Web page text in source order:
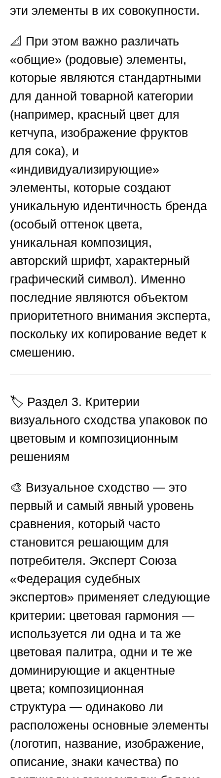
эти элементы в их совокупности.
📐 При этом важно различать
«общие» (родовые) элементы,
которые являются стандартными
для данной товарной категории
(например, красный цвет для
кетчупа, изображение фруктов
для сока), и
«индивидуализирующие»
элементы, которые создают
уникальную идентичность бренда
(особый оттенок цвета,
уникальная композиция,
авторский шрифт, характерный
графический символ). Именно
последние являются объектом
приоритетного внимания эксперта,
поскольку их копирование ведет к
смешению.
🏷️ Раздел 3. Критерии
визуального сходства упаковок по
цветовым и композиционным
решениям
🎨 Визуальное сходство — это
первый и самый явный уровень
сравнения, который часто
становится решающим для
потребителя. Эксперт Союза
«Федерация судебных
экспертов» применяет следующие
критерии: цветовая гармония —
используется ли одна и та же
цветовая палитра, одни и те же
доминирующие и акцентные
цвета; композиционная
структура — одинаково ли
расположены основные элементы
(логотип, название, изображение,
описание, знаки качества) по